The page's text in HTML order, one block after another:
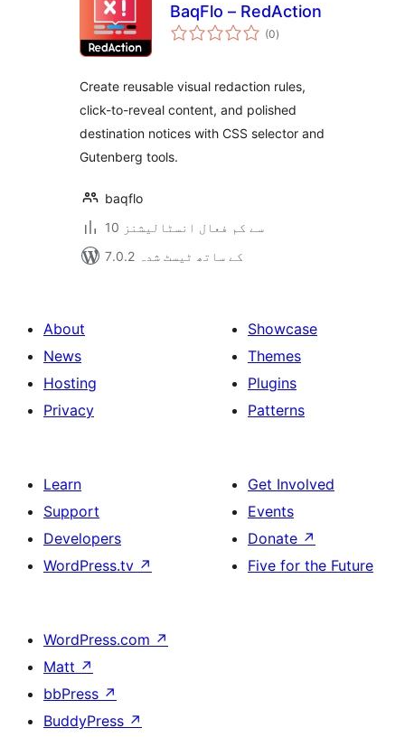
BaqFlo – RedAction
(0مجموعی
درجہ
)
Create reusable visual redaction rules,
click-to-reveal content, and polished
destination notices with CSS selector and
Gutenberg tools.
baqflo
10 سے کم فعال انسٹالیشنز
7.0.2 کے ساتھ ٹیسٹ شدہ
About
News
Hosting
Privacy
Showcase
Themes
Plugins
Patterns
Learn
Support
Developers
WordPress.tv ↗
Get Involved
Events
Donate ↗
Five for the Future
WordPress.com ↗
Matt ↗
bbPress ↗
BuddyPress ↗